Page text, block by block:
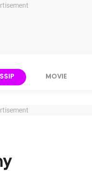
MOVIE